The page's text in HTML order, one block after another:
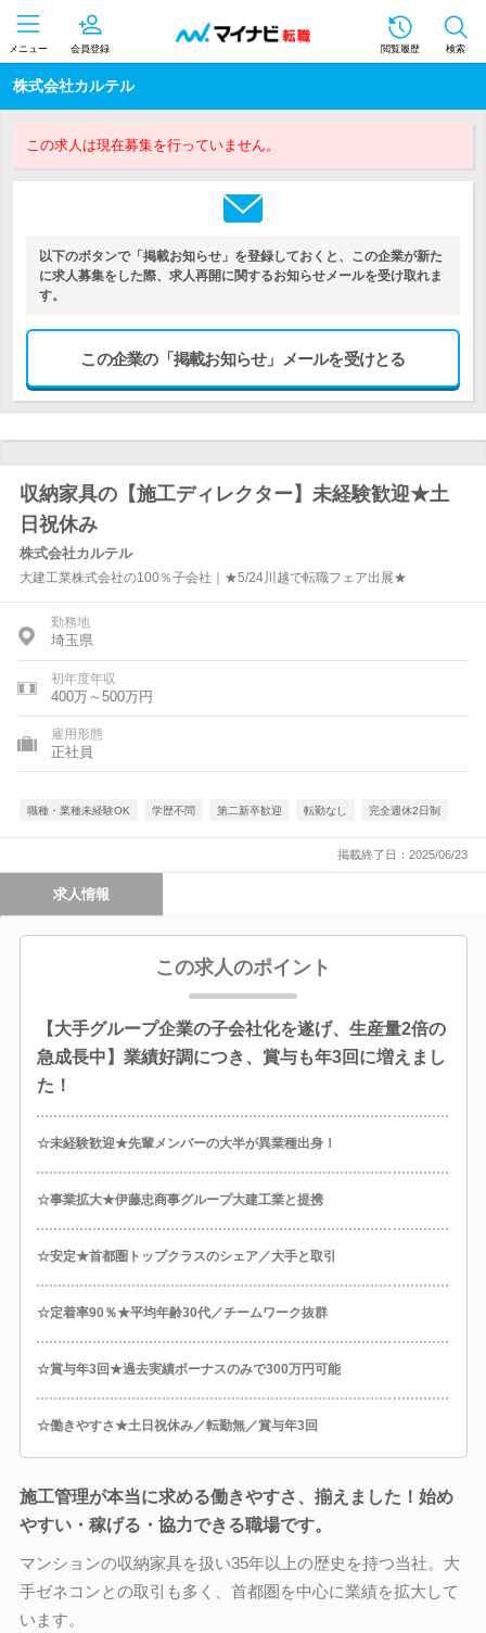
メニュー 会員登録 閲覧履歴 検索
株式会社カルテル
この求人は現在募集を行っていません。
以下のボタンで「掲載お知らせ」を登録しておくと、この企業が新た
に求人募集をした際、求人再開に関するお知らせメールを受け取れま
す。
この企業の「掲載お知らせ」メールを受けとる
収納家具の【施工ディレクター】未経験歓迎★土
日祝休み
株式会社カルテル
大建工業株式会社の100％子会社｜★5/24川越で転職フェア出展★
勤務地
埼玉県
初年度年収
400万～500万円
雇用形態
正社員
職種・業種未経験OK 学歴不問 第二新卒歓迎 転勤なし 完全週休2日制
掲載終了日：2025/06/23
求人情報
この求人のポイント
【大手グループ企業の子会社化を遂げ、生産量2倍の
急成長中】業績好調につき、賞与も年3回に増えまし
た！
☆未経験歓迎★先輩メンバーの大半が異業種出身！
☆事業拡大★伊藤忠商事グループ大建工業と提携
☆安定★首都圏トップクラスのシェア／大手と取引
☆定着率90％★平均年齢30代／チームワーク抜群
☆賞与年3回★過去実績ボーナスのみで300万円可能
☆働きやすさ★土日祝休み／転勤無／賞与年3回
施工管理が本当に求める働きやすさ、揃えました！始め
やすい・稼げる・協力できる職場です。
マンションの収納家具を扱い35年以上の歴史を持つ当社。大
手ゼネコンとの取引も多く、首都圏を中心に業績を拡大して
います。